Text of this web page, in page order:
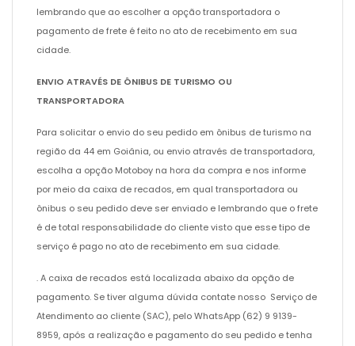
lembrando que ao escolher a opção transportadora o
pagamento de frete é feito no ato de recebimento em sua
cidade.
ENVIO ATRAVÉS DE ÔNIBUS DE TURISMO OU
TRANSPORTADORA
Para solicitar o envio do seu pedido em ônibus de turismo na
região da 44 em Goiânia, ou envio através de transportadora,
escolha a opção Motoboy na hora da compra e nos informe
por meio da caixa de recados, em qual transportadora ou
ônibus o seu pedido deve ser enviado e lembrando que o frete
é de total responsabilidade do cliente visto que esse tipo de
serviço é pago no ato de recebimento em sua cidade.
. A caixa de recados está localizada abaixo da opção de
pagamento. Se tiver alguma dúvida contate nosso Serviço de
Atendimento ao cliente (SAC), pelo WhatsApp (62) 9 9139-
8959, após a realização e pagamento do seu pedido e tenha